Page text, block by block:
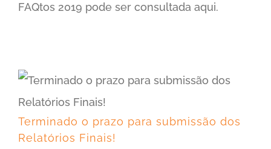
FAQtos 2019 pode ser consultada aqui.
Terminado o prazo para submissão dos
Relatórios Finais!